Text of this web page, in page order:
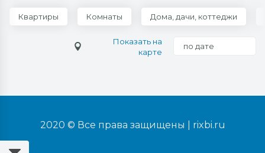
Квартиры Комнаты Дома, дачи, коттеджи
Показать на
карте
по дате
2020 © Все права защищены | rixbi.ru